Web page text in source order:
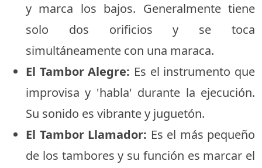
y marca los bajos. Generalmente tiene
solo dos orificios y se toca
simultáneamente con una maraca.
El Tambor Alegre: Es el instrumento que
improvisa y 'habla' durante la ejecución.
Su sonido es vibrante y juguetón.
El Tambor Llamador: Es el más pequeño
de los tambores y su función es marcar el